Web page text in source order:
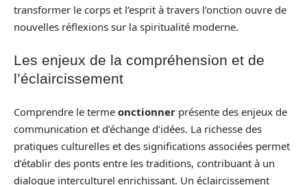
transformer le corps et l’esprit à travers l’onction ouvre de
nouvelles réflexions sur la spiritualité moderne.
Les enjeux de la compréhension et de
l’éclaircissement
Comprendre le terme onctionner présente des enjeux de
communication et d’échange d’idées. La richesse des
pratiques culturelles et des significations associées permet
d’établir des ponts entre les traditions, contribuant à un
dialogue interculturel enrichissant. Un éclaircissement